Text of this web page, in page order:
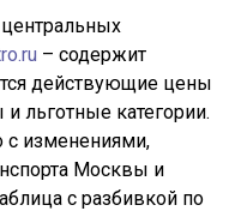
– содержит
действующие цены
льготные категории.
с изменениями,
Москвы и
с разбивкой по